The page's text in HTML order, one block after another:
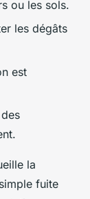
ou les sols.
les dégâts
est
la
fuite